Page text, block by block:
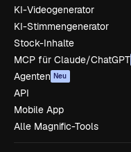
KI-Videogenerator
KI-Stimmengenerator
Stock-Inhalte
MCP für Claude/ChatGPT
Agenten Neu
API
Mobile App
Alle Magnific-Tools